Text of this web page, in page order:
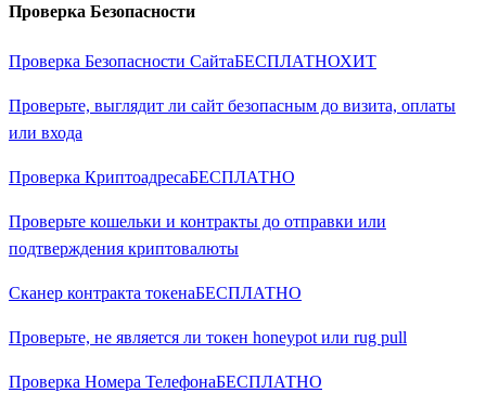
Проверка Безопасности
Проверка Безопасности СайтаБЕСПЛАТНОХИТ
Проверьте, выглядит ли сайт безопасным до визита, оплаты
или входа
Проверка КриптоадресаБЕСПЛАТНО
Проверьте кошельки и контракты до отправки или
подтверждения криптовалюты
Сканер контракта токенаБЕСПЛАТНО
Проверьте, не является ли токен honeypot или rug pull
Проверка Номера ТелефонаБЕСПЛАТНО